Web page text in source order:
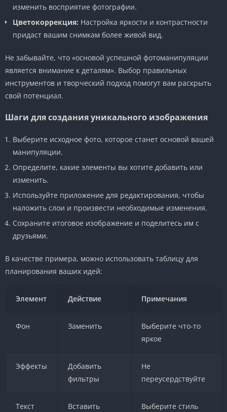
изменить восприятие фотографии.
Цветокоррекция: Настройка яркости и контрастности
придаст вашим снимкам более живой вид.
Не забывайте, что «основой успешной фотоманипуляции
является внимание к деталям». Выбор правильных
инструментов и творческий подход помогут вам раскрыть
свой потенциал.
Шаги для создания уникального изображения
Выберите исходное фото, которое станет основой вашей
манипуляции.
Определите, какие элементы вы хотите добавить или
изменить.
Используйте приложение для редактирования, чтобы
наложить слои и произвести необходимые изменения.
Сохраните итоговое изображение и поделитесь им с
друзьями.
В качестве примера, можно использовать таблицу для
планирования ваших идей:
Элемент Действие Примечания
Фон Заменить
Выберите что-то
яркое
Эффекты
Добавить
фильтры
Не
переусердствуйте
Текст Вставить Выберите стиль